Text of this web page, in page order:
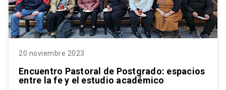
20 noviembre 2023
Encuentro Pastoral de Postgrado: espacios
entre la fe y el estudio académico